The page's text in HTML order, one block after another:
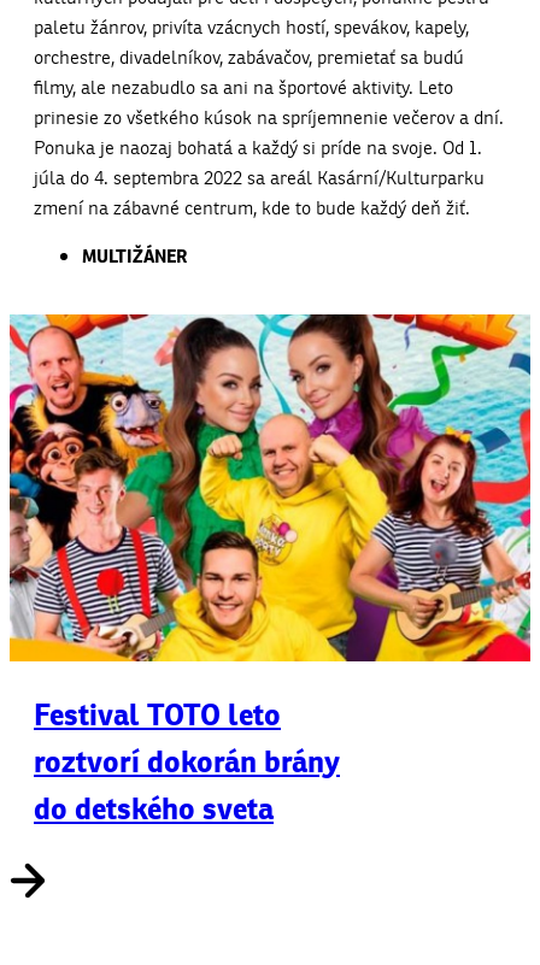
paletu žánrov, privíta vzácnych hostí, spevákov, kapely,
orchestre, divadelníkov, zabávačov, premietať sa budú
filmy, ale nezabudlo sa ani na športové aktivity. Leto
prinesie zo všetkého kúsok na spríjemnenie večerov a dní.
Ponuka je naozaj bohatá a každý si príde na svoje. Od 1.
júla do 4. septembra 2022 sa areál Kasární/Kulturparku
zmení na zábavné centrum, kde to bude každý deň žiť.
MULTIŽÁNER
Festival TOTO leto
roztvorí dokorán brány
do detského sveta